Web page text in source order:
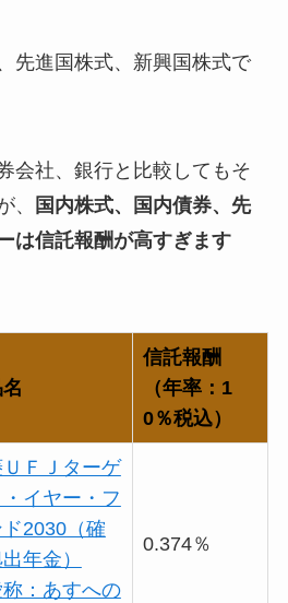
先進国株式、新興国株式で
会社、銀行と比較してもそ
、
国内株式、国内債券、先
は信託報酬が高すぎます
信託報酬
（年率：1
0％税込）
ＦＪターゲ
・イヤー・フ
ド2030（確
年金）
称：あすへの
0.374％